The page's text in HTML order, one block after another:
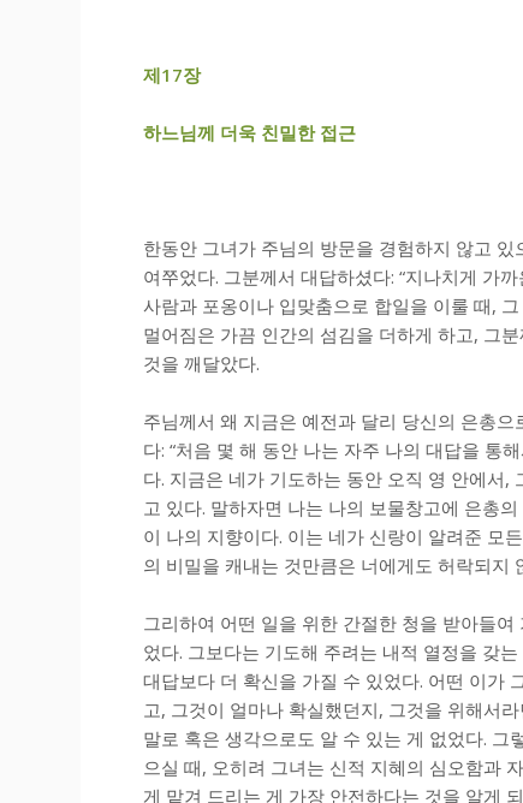
제17장
하느님께 더욱 친밀한 접근
한동안 그녀가 주님의 방문을 경험하지 않고
여쭈었다. 그분께서 대답하셨다: “지나치게 가
사람과 포옹이나 입맞춤으로 합일을 이룰 때,
멀어짐은 가끔 인간의 섬김을 더하게 하고, 그
것을 깨달았다.
주님께서 왜 지금은 예전과 달리 당신의 은총
다: “처음 몇 해 동안 나는 자주 나의 대답을 통
다. 지금은 네가 기도하는 동안 오직 영 안에서
고 있다. 말하자면 나는 나의 보물창고에 은총
이 나의 지향이다. 이는 네가 신랑이 알려준 모
의 비밀을 캐내는 것만큼은 너에게도 허락되지
그리하여 어떤 일을 위한 간절한 청을 받아들
었다. 그보다는 기도해 주려는 내적 열정을 갖
대답보다 더 확신을 가질 수 있었다. 어떤 이가
고, 그것이 얼마나 확실했던지, 그것을 위해서
말로 혹은 생각으로도 알 수 있는 게 없었다.
으실 때, 오히려 그녀는 신적 지혜의 심오함과
게 맡겨 드리는 게 가장 안전하다는 것을 알게